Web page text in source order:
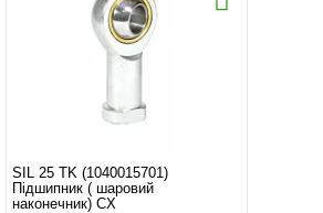
SIL 25 TK (1040015701)
Підшипник ( шаровий
наконечник) CX